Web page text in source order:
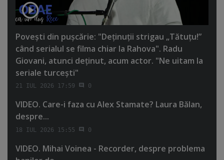
Poveşti din puşcărie: "Deţinuţii strigau „Tătuţu!”
când serialul se filma chiar la Rahova". Radu
Giovani, atunci deţinut, acum actor. "Ne uitam la
seriale turceşti"
21 IUL 2026 17:59 0
VIDEO. Care-i faza cu Alex Stamate? Laura Bălan,
despre...
18 IUL 2026 15:55 0
VIDEO. Mihai Voinea - Recorder, despre problema